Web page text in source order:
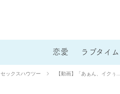
恋愛 ラブタイム
セックスハウツー 【動画】「あぁん、イクぅ